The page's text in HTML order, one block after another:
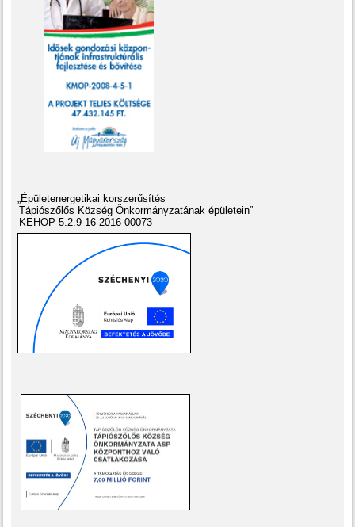
„Épületenergetikai korszerűsítés
Tápiószőlős Község Önkormányzatának épületein”
KEHOP-5.2.9-16-2016-00073